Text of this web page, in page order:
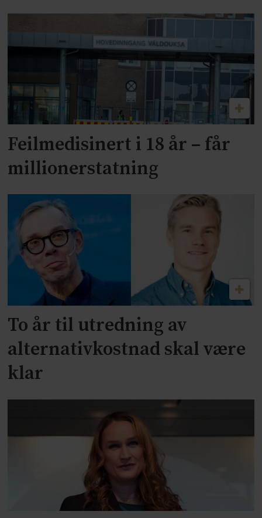
Feilmedisinert i 18 år – får
millionerstatning
To år til utredning av
alternativkostnad skal være
klar